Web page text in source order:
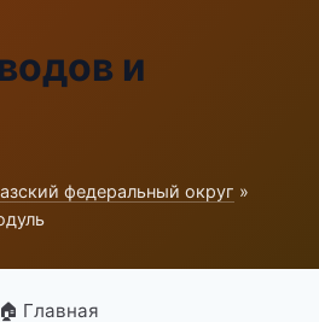
и
федеральный округ »
🏠 Главная